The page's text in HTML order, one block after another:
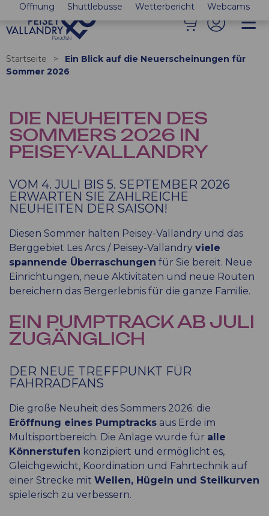
Öffnung Shuttlebusse Wetterbericht Webcams
Startseite >
Ein Blick auf die Neuerscheinungen für
Sommer 2026
DIE NEUHEITEN DES
SOMMERS 2026 IN
PEISEY-VALLANDRY
VOM 4. JULI BIS 5. SEPTEMBER 2026
ERWARTEN SIE ZAHLREICHE
NEUHEITEN DER SAISON!
Diesen Sommer halten Peisey-Vallandry und das
Berggebiet Les Arcs / Peisey-Vallandry viele
spannende Überraschungen für Sie bereit. Neue
Einrichtungen, neue Aktivitäten und neue Routen
bereichern das Bergerlebnis für die ganze Familie.
EIN PUMPTRACK AB JULI
ZUGÄNGLICH
DER NEUE TREFFPUNKT FÜR
FAHRRADFANS
Die große Neuheit des Sommers 2026: die
Eröffnung eines Pumptracks aus Erde im
Multisportbereich. Die Anlage wurde für alle
Könnerstufen konzipiert und ermöglicht es,
Gleichgewicht, Koordination und Fahrtechnik auf
einer Strecke mit Wellen, Hügeln und Steilkurven
spielerisch zu verbessern.